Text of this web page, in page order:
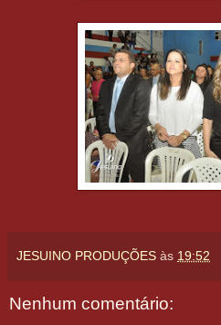
JESUINO PRODUÇÕES às 19:52
Nenhum comentário: